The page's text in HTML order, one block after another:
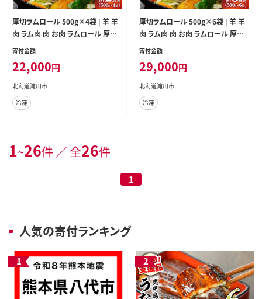
厚切ラムロール 500g×4袋 | 羊 羊
肉 ラム肉 肉 お肉 ラムロール 厚切り
熟成 冷凍 ヘルシー 伝統食材 ジンギ
グルメ おかず ギフト 贈答 北海道 滝
川市
寄付金額
22,000円
北海道滝川市
冷凍
厚切ラムロール 500g×6袋 | 羊 羊
肉 ラム肉 肉 お肉 ラムロール 厚切り
熟成 冷凍 ヘルシー 伝統食材 ジンギ
グルメ おかず ギフト 贈答 北海道 滝
川市
寄付金額
29,000円
北海道滝川市
冷凍
1~26件 ／ 全26件
1
人気の寄付ランキング